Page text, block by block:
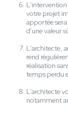
votre projet
apportée
d'une valeur
L'architecte,
rend
réalisation
temps perdu
L'architecte
notamment